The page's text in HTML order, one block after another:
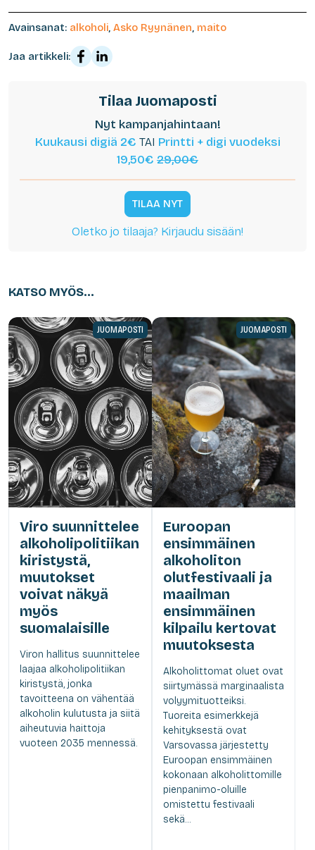
Avainsanat: alkoholi, Asko Ryynänen, maito
Jaa artikkeli:
Tilaa Juomaposti
Nyt kampanjahintaan!
Kuukausi digiä 2€ TAI Printti + digi vuodeksi
19,50€ 29,00€
TILAA NYT
Oletko jo tilaaja? Kirjaudu sisään!
KATSO MYÖS...
JUOMAPOSTI
Viro suunnittelee
alkoholipolitiikan
kiristystä,
muutokset
voivat näkyä
myös
suomalaisille
Viron hallitus suunnittelee
laajaa alkoholipolitiikan
kiristystä, jonka
tavoitteena on vähentää
alkoholin kulutusta ja siitä
aiheutuvia haittoja
vuoteen 2035 mennessä.
JUOMAPOSTI
Euroopan
ensimmäinen
alkoholiton
olutfestivaali ja
maailman
ensimmäinen
kilpailu kertovat
muutoksesta
Alkoholittomat oluet ovat
siirtymässä marginaalista
volyymituotteiksi.
Tuoreita esimerkkejä
kehityksestä ovat
Varsovassa järjestetty
Euroopan ensimmäinen
kokonaan alkoholittomille
pienpanimo-oluille
omistettu festivaali
sekä...